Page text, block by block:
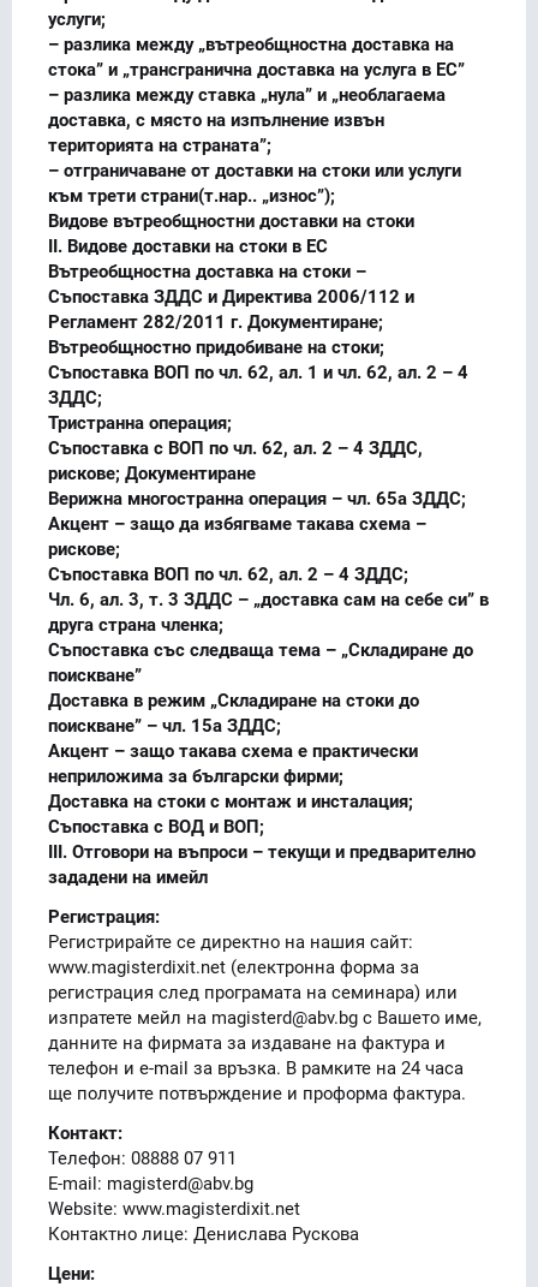
услуги;
– разлика между „вътреобщностна доставка на
стока” и „трансгранична доставка на услуга в ЕС”
– разлика между ставка „нула” и „необлагаема
доставка, с място на изпълнение извън
територията на страната”;
– отграничаване от доставки на стоки или услуги
към трети страни(т.нар.. „износ”);
Видове вътреобщностни доставки на стоки
II. Видове доставки на стоки в ЕС
Вътреобщностна доставка на стоки –
Съпоставка ЗДДС и Директива 2006/112 и
Регламент 282/2011 г. Документиране;
Вътреобщностно придобиване на стоки;
Съпоставка ВОП по чл. 62, ал. 1 и чл. 62, ал. 2 – 4
ЗДДС;
Тристранна операция;
Съпоставка с ВОП по чл. 62, ал. 2 – 4 ЗДДС,
рискове; Документиране
Верижна многостранна операция – чл. 65а ЗДДС;
Акцент – защо да избягваме такава схема –
рискове;
Съпоставка ВОП по чл. 62, ал. 2 – 4 ЗДДС;
Чл. 6, ал. 3, т. 3 ЗДДС – „доставка сам на себе си” в
друга страна членка;
Съпоставка със следваща тема – „Складиране до
поискване”
Доставка в режим „Складиране на стоки до
поискване” – чл. 15а ЗДДС;
Акцент – защо такава схема е практически
неприложима за български фирми;
Доставка на стоки с монтаж и инсталация;
Съпоставка с ВОД и ВОП;
III. Отговори на въпроси – текущи и предварително
зададени на имейл
Регистрация:
Регистрирайте се директно на нашия сайт:
www.magisterdixit.net (електронна форма за
регистрация след програмата на семинара) или
изпратете мейл на magisterd@abv.bg с Вашето име,
данните на фирмата за издаване на фактура и
телефон и e-mail за връзка. В рамките на 24 часа
ще получите потвърждение и проформа фактура.
Контакт:
Телефон: 08888 07 911
E-mail: magisterd@abv.bg
Website: www.magisterdixit.net
Контактно лице: Денислава Рускова
Цени: